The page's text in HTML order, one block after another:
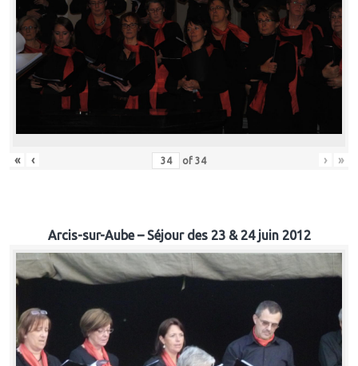
« ‹ of 34 › »
Arcis-sur-Aube – Séjour des 23 & 24 juin 2012